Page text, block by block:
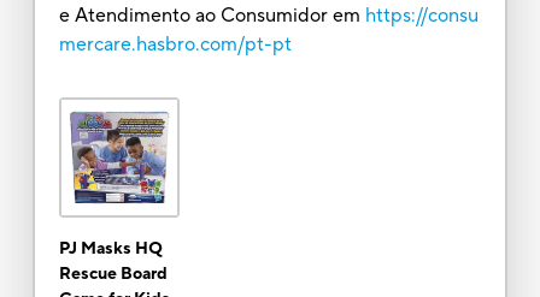
e Atendimento ao Consumidor em https://consu
mercare.hasbro.com/pt-pt
PJ Masks HQ
Rescue Board